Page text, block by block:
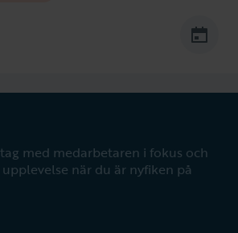
med medarbetaren i fokus och
när du är nyfiken på